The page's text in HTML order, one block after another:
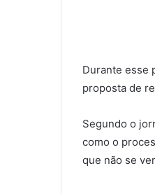
Durante esse
proposta de
Segundo o
como o
que não se